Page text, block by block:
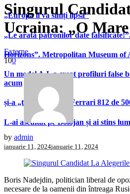
„Europa îi va simți lipsa”
„Le arată patronilor date
Horizons”. Metropolitan Museum of
Un model A.I. a creat profiluri false
acum
și-a „tunat” bolidul Ferrari 812 de
L-ai ascultat pe Bolojan și ai stins
Singurul
Ucraina: „O
Externe
100
by admin
ianuarie 11, 2024ianuarie 11, 2024
Boris Nadejdin, politician liberal de
necesare de la oamenii din întreaga